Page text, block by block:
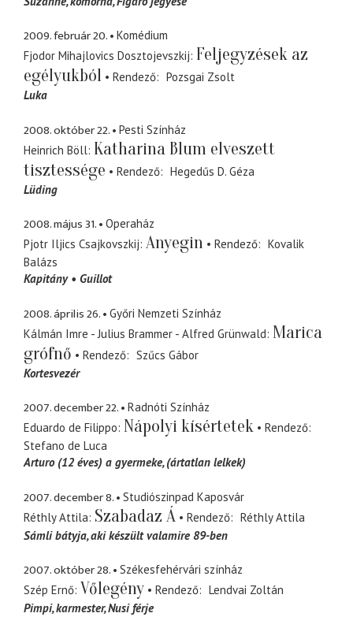
2009. február 20.
Komédium
Fjodor Mihajlovics Dosztojevszkij Feljegyzések az
egélyukból
Rendező
Pozsgai Zsolt
Luka
2008. október 22.
Pesti Színház
Heinrich Böll Katharina Blum elveszett
tisztessége
Rendező
Hegedűs D. Géza
Lüding
2008. május 31.
Operaház
Pjotr Iljics Csajkovszkij Anyegin Rendező
Kovalik
Balázs
Kapitány
Guillot
2008. április 26.
Győri Nemzeti Színház
Kálmán Imre - Julius Brammer - Alfred Grünwald Marica
grófnő
Rendező
Szűcs Gábor
Kortesvezér
2007. december 22.
Radnóti Színház
Eduardo de Filippo Nápolyi kísértetek
Rendező
Stefano de Luca
Arturo (12 éves) a gyermeke (ártatlan lelkek)
2007. december 8.
Studiószinpad Kaposvár
Réthly Attila Szabadaz Á Rendező
Réthly Attila
Sámli bátyja aki készült valamire 89-ben
2007. október 28.
Székesfehérvári színház
Szép Ernő Vőlegény Rendező
Lendvai Zoltán
Pimpi karmester, Nusi férje